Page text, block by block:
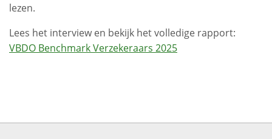
lezen.
Lees het interview en bekijk het volledige rapport:
VBDO Benchmark Verzekeraars 2025